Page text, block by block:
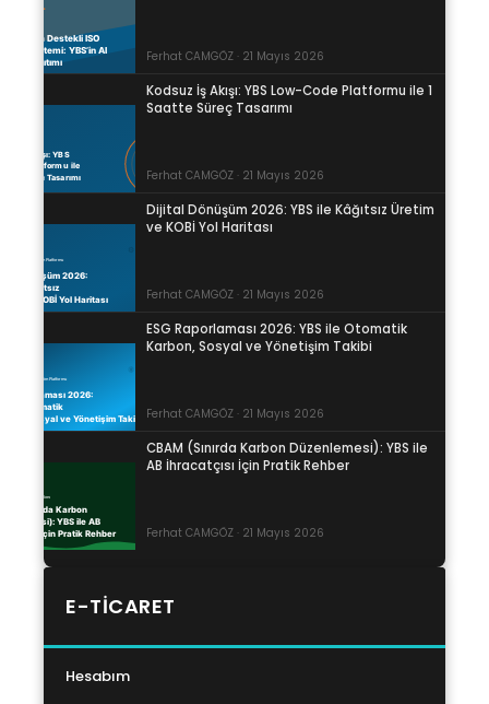
Ferhat CAMGÖZ · 21 Mayıs 2026
Kodsuz İş Akışı: YBS Low-Code Platformu ile 1
Saatte Süreç Tasarımı
Ferhat CAMGÖZ · 21 Mayıs 2026
Dijital Dönüşüm 2026: YBS ile Kâğıtsız Üretim
ve KOBİ Yol Haritası
Ferhat CAMGÖZ · 21 Mayıs 2026
ESG Raporlaması 2026: YBS ile Otomatik
Karbon, Sosyal ve Yönetişim Takibi
Ferhat CAMGÖZ · 21 Mayıs 2026
CBAM (Sınırda Karbon Düzenlemesi): YBS ile
AB İhracatçısı İçin Pratik Rehber
Ferhat CAMGÖZ · 21 Mayıs 2026
E-TICARET
Hesabım